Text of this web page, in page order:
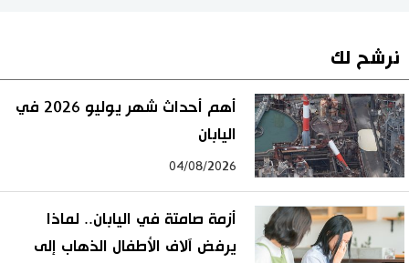
نرشح لك
أهم أحداث شهر يوليو 2026 في
اليابان
04/08/2026
أزمة صامتة في اليابان.. لماذا
يرفض آلاف الأطفال الذهاب إلى